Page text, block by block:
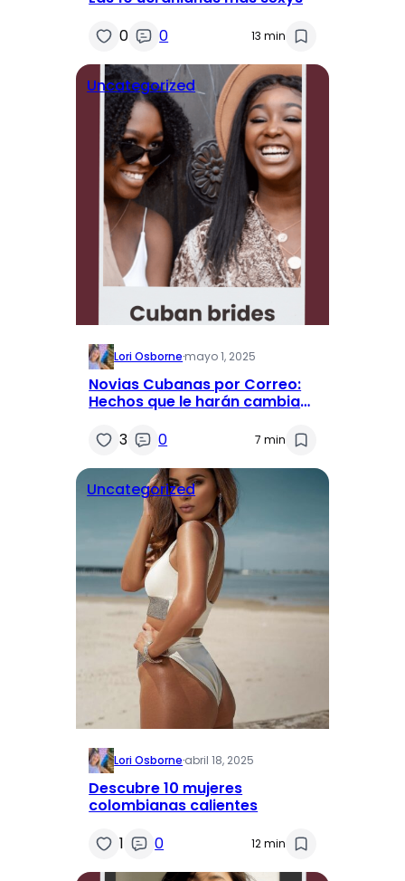
0
0 13 min
Uncategorized
Lori Osborne·mayo 1, 2025
Novias Cubanas por Correo:
Hechos que le harán cambiar
3
0 7 min
Uncategorized
Lori Osborne·abril 18, 2025
Descubre 10 mujeres
colombianas calientes
1
0 12 min